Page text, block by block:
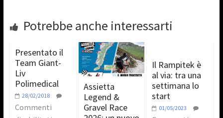
Potrebbe anche interessarti
Presentato il
Team Giant-
Liv
Polimedical
28/02/2018
Commenti
Assietta
Legend &
Gravel Race
Il Rampitek è
al via: tra una
settimana lo
start
01/05/2023